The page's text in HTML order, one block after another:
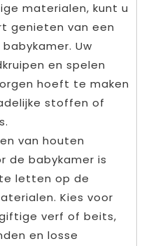
materialen, kunt u
genieten van een
Uw
en spelen
hoeft te maken
stoffen of
van houten
de babykamer is
letten op de
Kies voor
verf of beits,
en losse